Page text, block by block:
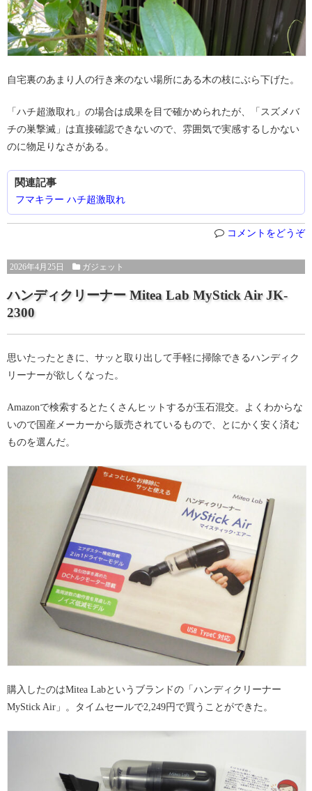
自宅裏のあまり人の行き来のない場所にある木の枝にぶら下げた。
「ハチ超激取れ」の場合は成果を目で確かめられたが、「スズメバ
チの巣撃滅」は直接確認できないので、雰囲気で実感するしかない
のに物足りなさがある。
関連記事
フマキラー ハチ超激取れ
コメントをどうぞ
2026年4月25日 ガジェット
ハンディクリーナー Mitea Lab MyStick Air JK-
2300
思いたったときに、サッと取り出して手軽に掃除できるハンディク
リーナーが欲しくなった。
Amazonで検索するとたくさんヒットするが玉石混交。よくわからな
いので国産メーカーから販売されているもので、とにかく安く済む
ものを選んだ。
購入したのはMitea Labというブランドの「ハンディクリーナー
MyStick Air」。タイムセールで2,249円で買うことができた。